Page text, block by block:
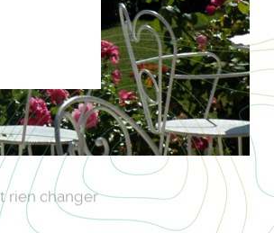
rien changer